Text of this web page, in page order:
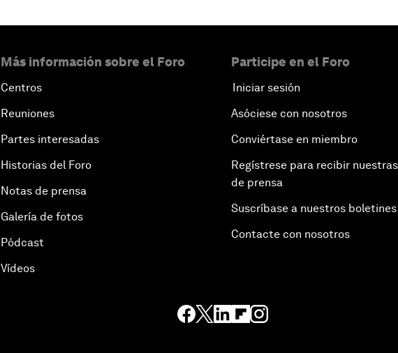
Más información sobre el Foro
Centros
Reuniones
Partes interesadas
Historias del Foro
Notas de prensa
Galería de fotos
Pódcast
Vídeos
Participe en el Foro
Iniciar sesión
Asóciese con nosotros
Conviértase en miembro
Regístrese para recibir
de prensa
Suscríbase a nuestros boletines
Contacte con nosotros